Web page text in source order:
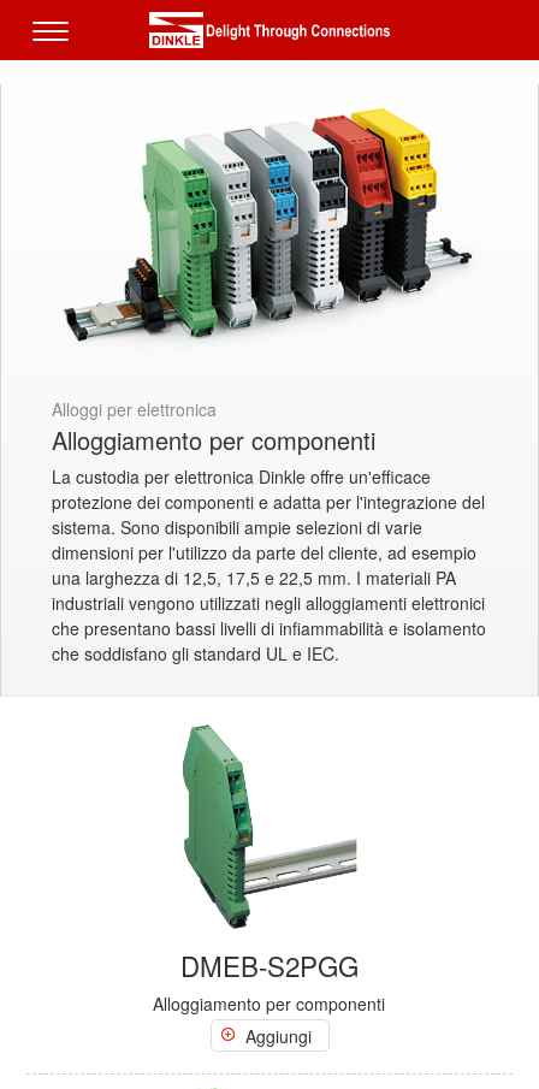
Alloggi per elettronica
Alloggiamento per componenti
La custodia per elettronica Dinkle offre un'efficace
protezione dei componenti e adatta per l'integrazione del
sistema. Sono disponibili ampie selezioni di varie
dimensioni per l'utilizzo da parte del cliente, ad esempio
una larghezza di 12,5, 17,5 e 22,5 mm. I materiali PA
industriali vengono utilizzati negli alloggiamenti elettronici
che presentano bassi livelli di infiammabilità e isolamento
che soddisfano gli standard UL e IEC.
DMEB-S2PGG
Alloggiamento per componenti
Aggiungi